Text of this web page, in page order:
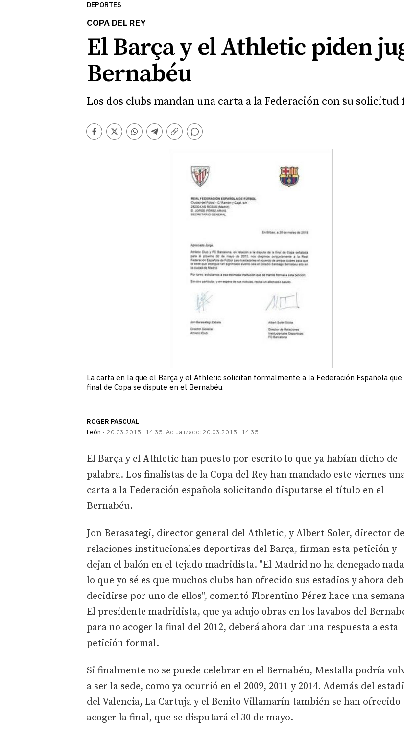
DEPORTES
COPA DEL REY
El Barça y el Athletic piden
Bernabéu
Los dos clubs mandan una carta a la Federación con su solicitud
Facebook
TwitterWhatsapp
Telegram
Copiar
Comentarios
La carta en la que el Barça y el Athletic solicitan formalmente a la Federación Española que
final de Copa se dispute en el Bernabéu.
ROGER PASCUAL
León
20.03.2015 | 14:35 Actualizado: 20.03.2015 | 14:35
El Barça y el Athletic han puesto por escrito lo que ya habían dicho de
palabra. Los finalistas de la Copa del Rey han mandado este viernes
carta a la Federación española solicitando disputarse el título en el
Bernabéu.
Jon Berasategi, director general del Athletic, y Albert Soler, director de
relaciones institucionales deportivas del Barça, firman esta petición y
dejan el balón en el tejado madridista. "El Madrid no ha denegado
lo que yo sé es que muchos clubs han ofrecido sus estadios y ahora
decidirse por uno de ellos", comentó Florentino Pérez hace una
El presidente madridista, que ya adujo obras en los lavabos del
para no acoger la final del 2012, deberá ahora dar una respuesta a esta
petición formal.
Si finalmente no se puede celebrar en el Bernabéu, Mestalla podría
a ser la sede, como ya ocurrió en el 2009, 2011 y 2014. Además del
del Valencia, La Cartuja y el Benito Villamarín también se han ofrecido
acoger la final, que se disputará el 30 de mayo.